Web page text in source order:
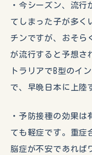
・今シーズン、流行
てしまった子が多く
チンですが、おそら
が流行すると予想さ
トラリアでB型のイ
で、早晩日本に上陸
・予防接種の効果は
ても軽症です。重症
脳症が不安であれば